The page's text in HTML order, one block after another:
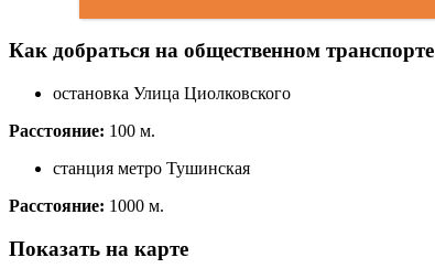
Как добраться на общественном транспорте
остановка Улица Циолковского
Расстояние: 100 м.
станция метро Тушинская
Расстояние: 1000 м.
Показать на карте